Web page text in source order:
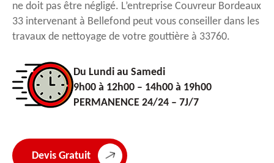
ne doit pas être négligé. L’entreprise Couvreur Bordeaux
33 intervenant à Bellefond peut vous conseiller dans les
travaux de nettoyage de votre gouttière à 33760.
Du Lundi au Samedi
9h00 à 12h00 – 14h00 à 19h00
PERMANENCE 24/24 – 7J/7
Devis Gratuit